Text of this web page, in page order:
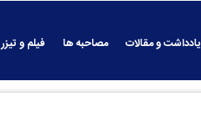
یادداشت و مقالات مصاحبه ها فیلم و تیزر